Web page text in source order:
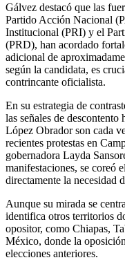
Gálvez destacó que las
Partido Acción Nacional
Institucional (PRI) y el
(PRD), han acordado
adicional de
según la candidata, es
contrincante oficialista.
En su estrategia de
las señales de
López Obrador son cada
recientes protestas en
gobernadora Layda
manifestaciones, se coreó
directamente la necesidad
Aunque su mirada se
identifica otros territorios
opositor, como Chiapas,
México, donde la
elecciones anteriores.